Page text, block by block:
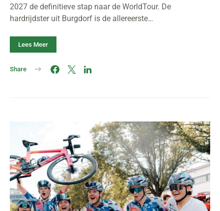
2027 de definitieve stap naar de WorldTour. De
hardrijdster uit Burgdorf is de allereerste…
Lees Meer
Share